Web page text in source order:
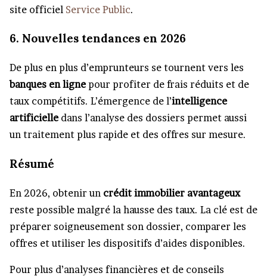
site officiel Service Public.
6. Nouvelles tendances en 2026
De plus en plus d’emprunteurs se tournent vers les
banques en lignepour profiter de frais réduits et de
taux compétitifs. L’émergence de l’intelligence
artificielledans l’analyse des dossiers permet aussi
un traitement plus rapide et des offres sur mesure.
Résumé
En 2026, obtenir un crédit immobilier avantageux
reste possible malgré la hausse des taux. La clé est de
préparer soigneusement son dossier, comparer les
offres et utiliser les dispositifs d’aides disponibles.
Pour plus d’analyses financières et de conseils